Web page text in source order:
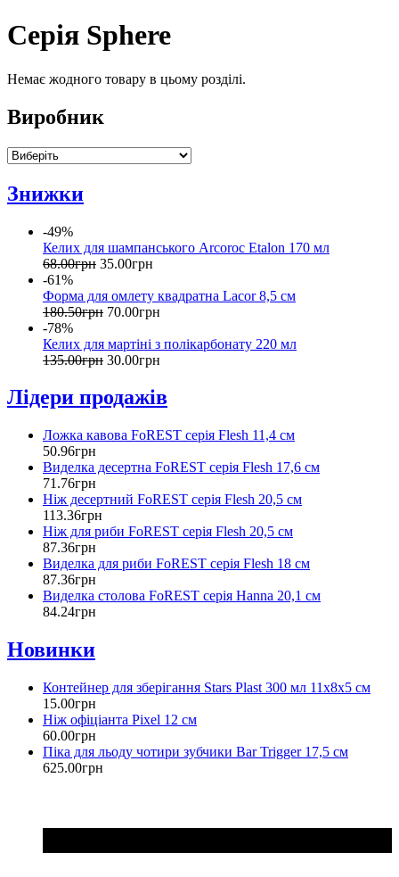
Серія Sphere
Немає жодного товару в цьому розділі.
Виробник
Знижки
-49%
Келих для шампанського Arcoroc Etalon 170 мл
68.00грн 35.00грн
-61%
Форма для омлету квадратна Lacor 8,5 см
180.50грн 70.00грн
-78%
Келих для мартіні з полікарбонату 220 мл
135.00грн 30.00грн
Лідери продажів
Ложка кавова FoREST серія Flesh 11,4 см
50.96грн
Виделка десертна FoREST серія Flesh 17,6 см
71 .76грн
Ніж десертний FoREST серія Flesh 20,5 см
113.36грн
Ніж для риби FoREST серія Flesh 20,5 см
87.36грн
Виделка для риби FoREST серія Flesh 18 см
87.36грн
Виделка столова FoREST серія Hanna 20,1 см
84.24грн
Новинки
Контейнер для зберігання Stars Plast 300 мл 11х8х5 см
15.00грн
Ніж офіціанта Pixel 12 см
60.00грн
Піка для льоду чотири зубчики Bar Trigger 17,5 см
625.00грн